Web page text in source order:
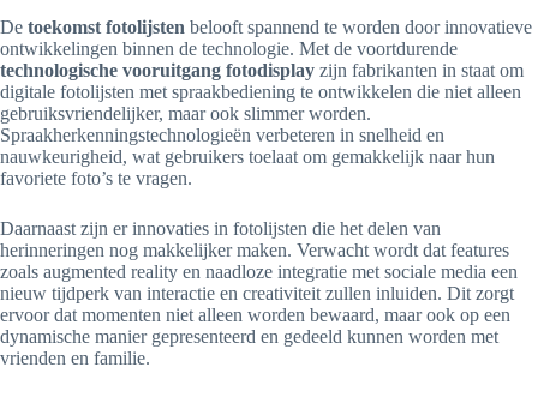
De toekomst fotolijsten belooft spannend te worden door innovatieve
ontwikkelingen binnen de technologie. Met de voortdurende
technologische vooruitgang fotodisplay zijn fabrikanten in staat om
digitale fotolijsten met spraakbediening te ontwikkelen die niet alleen
gebruiksvriendelijker, maar ook slimmer worden.
Spraakherkenningstechnologieën verbeteren in snelheid en
nauwkeurigheid, wat gebruikers toelaat om gemakkelijk naar hun
favoriete foto’s te vragen.
Daarnaast zijn er innovaties in fotolijsten die het delen van
herinneringen nog makkelijker maken. Verwacht wordt dat features
zoals augmented reality en naadloze integratie met sociale media een
nieuw tijdperk van interactie en creativiteit zullen inluiden. Dit zorgt
ervoor dat momenten niet alleen worden bewaard, maar ook op een
dynamische manier gepresenteerd en gedeeld kunnen worden met
vrienden en familie.